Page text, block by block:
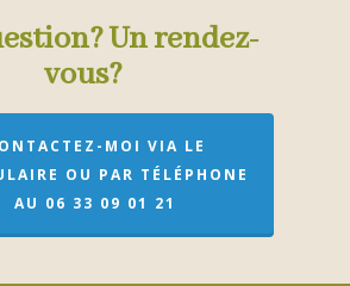
Un rendez-
vous?
MOI VIA LE
OU PAR TÉLÉPHONE
AU 06 33 09 01 21